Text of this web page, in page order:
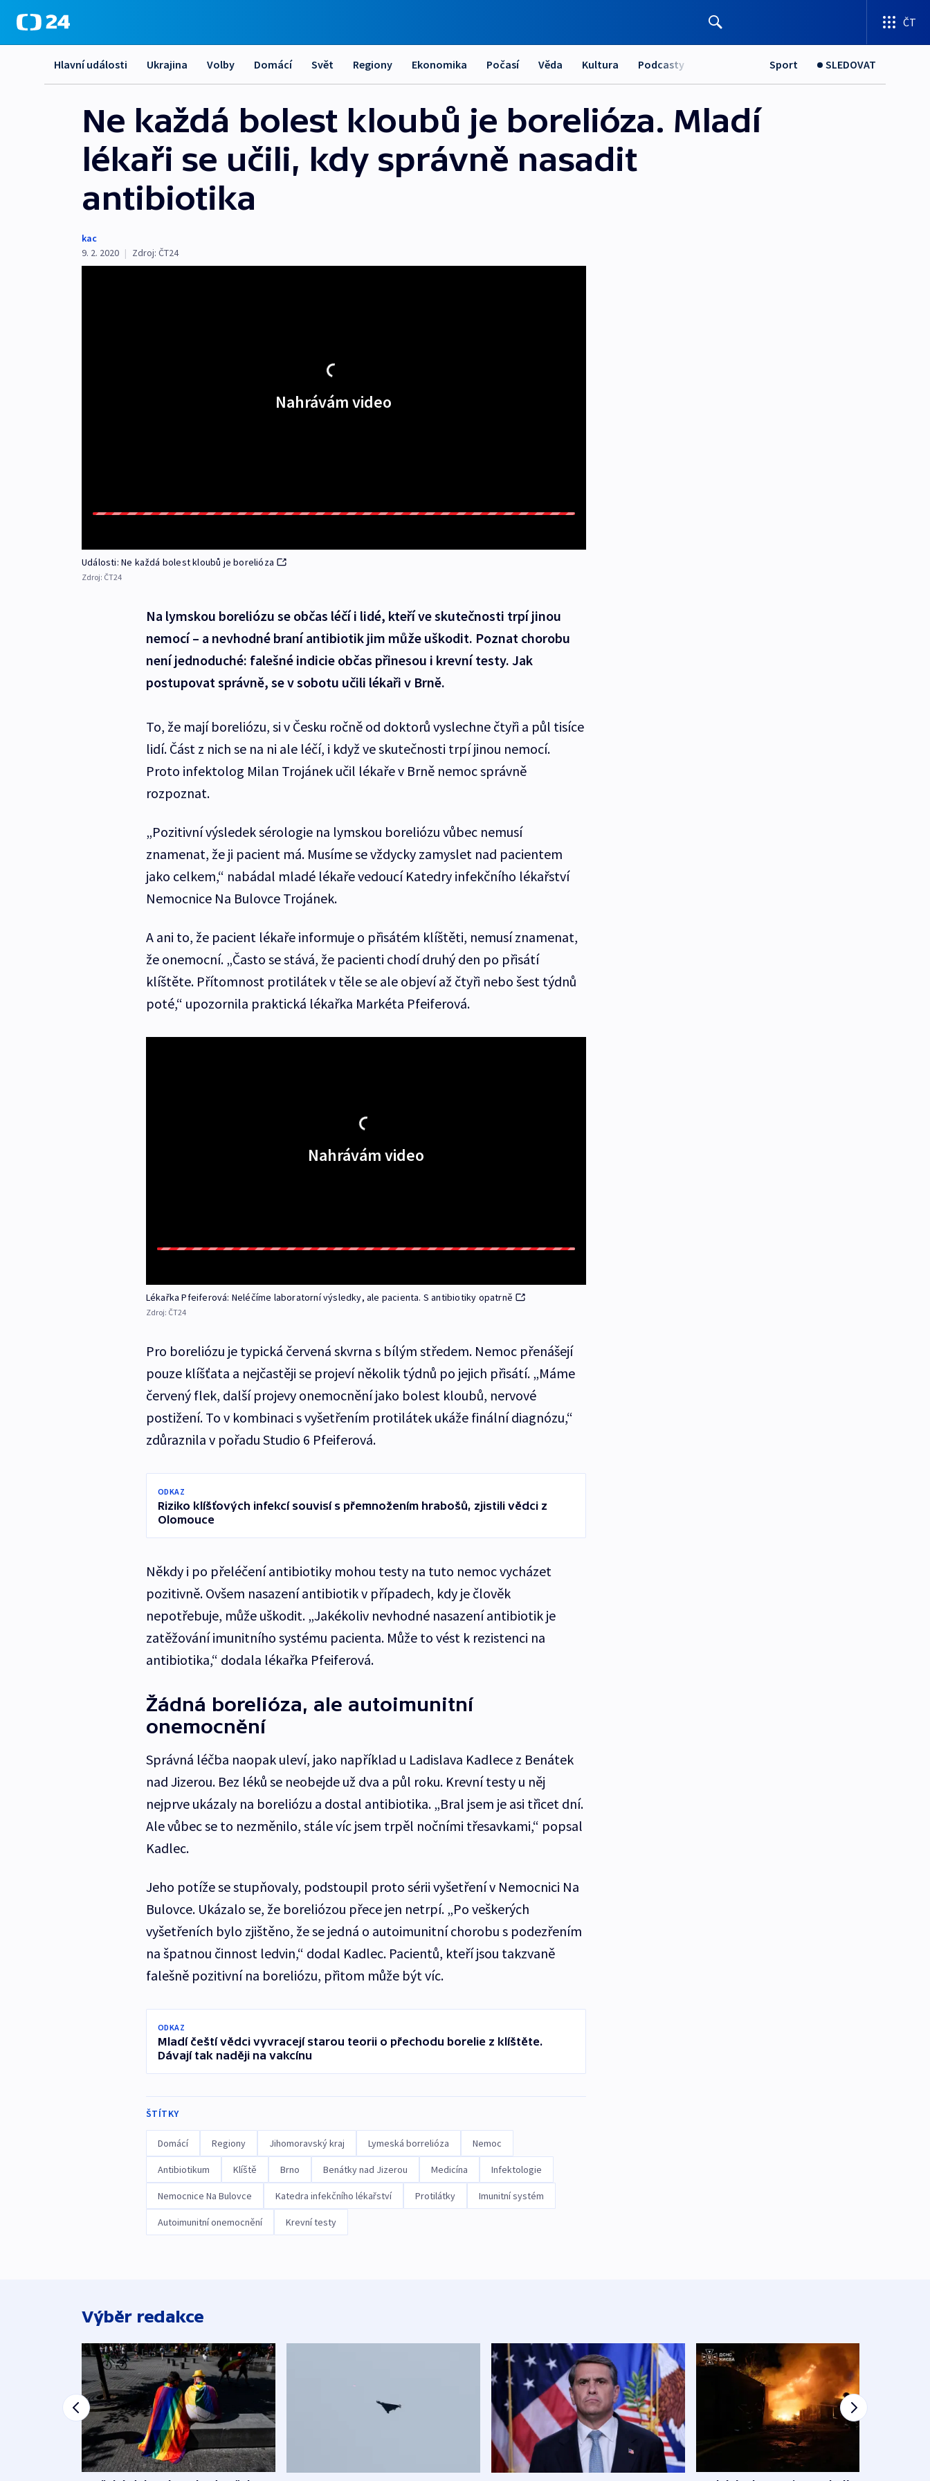
ČT
Hlavní události Ukrajina Volby Domácí Svět Regiony Ekonomika Počasí Věda Kultura Podcasty Sport SLEDOVAT
Ne každá bolest kloubů je borelióza. Mladí
lékaři se učili, kdy správně nasadit
antibiotika
kac
9. 2. 2020 | Zdroj: ČT24
Nahrávám video
Události: Ne každá bolest kloubů je borelióza
Zdroj: ČT24
Na lymskou boreliózu se občas léčí i lidé, kteří ve skutečnosti trpí jinou
nemocí – a nevhodné braní antibiotik jim může uškodit. Poznat chorobu
není jednoduché: falešné indicie občas přinesou i krevní testy. Jak
postupovat správně, se v sobotu učili lékaři v Brně.
To, že mají boreliózu, si v Česku ročně od doktorů vyslechne čtyři a půl tisíce
lidí. Část z nich se na ni ale léčí, i když ve skutečnosti trpí jinou nemocí.
Proto infektolog Milan Trojánek učil lékaře v Brně nemoc správně
rozpoznat.
„Pozitivní výsledek sérologie na lymskou boreliózu vůbec nemusí
znamenat, že ji pacient má. Musíme se vždycky zamyslet nad pacientem
jako celkem,“ nabádal mladé lékaře vedoucí Katedry infekčního lékařství
Nemocnice Na Bulovce Trojánek.
A ani to, že pacient lékaře informuje o přisátém klíštěti, nemusí znamenat,
že onemocní. „Často se stává, že pacienti chodí druhý den po přisátí
klíštěte. Přítomnost protilátek v těle se ale objeví až čtyři nebo šest týdnů
poté,“ upozornila praktická lékařka Markéta Pfeiferová.
Nahrávám video
Lékařka Pfeiferová: Neléčíme laboratorní výsledky, ale pacienta. S antibiotiky opatrně
Zdroj: ČT24
Pro boreliózu je typická červená skvrna s bílým středem. Nemoc přenášejí
pouze klíšťata a nejčastěji se projeví několik týdnů po jejich přisátí. „Máme
červený flek, další projevy onemocnění jako bolest kloubů, nervové
postižení. To v kombinaci s vyšetřením protilátek ukáže finální diagnózu,“
zdůraznila v pořadu Studio 6 Pfeiferová.
ODKAZ
Riziko klíšťových infekcí souvisí s přemnožením hrabošů, zjistili vědci z
Olomouce
Někdy i po přeléčení antibiotiky mohou testy na tuto nemoc vycházet
pozitivně. Ovšem nasazení antibiotik v případech, kdy je člověk
nepotřebuje, může uškodit. „Jakékoliv nevhodné nasazení antibiotik je
zatěžování imunitního systému pacienta. Může to vést k rezistenci na
antibiotika,“ dodala lékařka Pfeiferová.
Žádná borelióza, ale autoimunitní
onemocnění
Správná léčba naopak uleví, jako například u Ladislava Kadlece z Benátek
nad Jizerou. Bez léků se neobejde už dva a půl roku. Krevní testy u něj
nejprve ukázaly na boreliózu a dostal antibiotika. „Bral jsem je asi třicet dní.
Ale vůbec se to nezměnilo, stále víc jsem trpěl nočními třesavkami,“ popsal
Kadlec.
Jeho potíže se stupňovaly, podstoupil proto sérii vyšetření v Nemocnici Na
Bulovce. Ukázalo se, že boreliózou přece jen netrpí. „Po veškerých
vyšetřeních bylo zjištěno, že se jedná o autoimunitní chorobu s podezřením
na špatnou činnost ledvin,“ dodal Kadlec. Pacientů, kteří jsou takzvaně
falešně pozitivní na boreliózu, přitom může být víc.
ODKAZ
Mladí čeští vědci vyvracejí starou teorii o přechodu borelie z klíštěte.
Dávají tak naději na vakcínu
ŠTÍTKY
Domácí Regiony Jihomoravský kraj Lymeská borrelióza Nemoc
Antibiotikum Klíště Brno Benátky nad Jizerou Medicína Infektologie
Nemocnice Na Bulovce Katedra infekčního lékařství Protilátky Imunitní systém
Autoimunitní onemocnění Krevní testy
Výběr redakce